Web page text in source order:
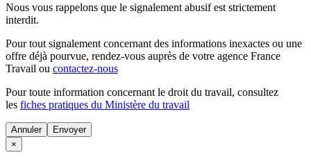
Nous vous rappelons que le signalement abusif est strictement
interdit.
Pour tout signalement concernant des informations inexactes ou une
offre déjà pourvue, rendez-vous auprès de votre agence France
Travail ou contactez-nous
Pour toute information concernant le droit du travail, consultez
les fiches pratiques du Ministère du travail
Annuler
×